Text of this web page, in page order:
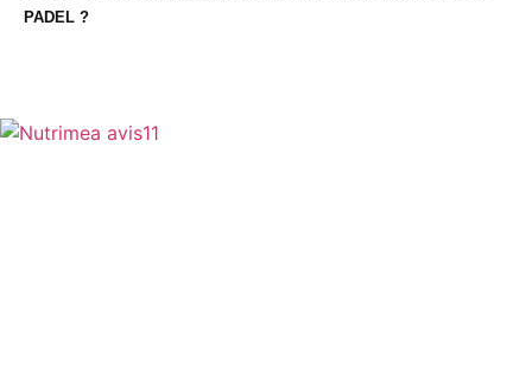
PADEL ?